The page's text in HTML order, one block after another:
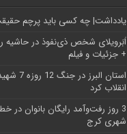
یادداشت| ‌چه کسی باید پرچم
اَبَر‌ویلای شخص ذی‌نفوذ در
+ جزئیات و فیلم
استان
انقلاب کرد
3 روز رفت‌وآمد رایگان بانوان در
شهری کرج